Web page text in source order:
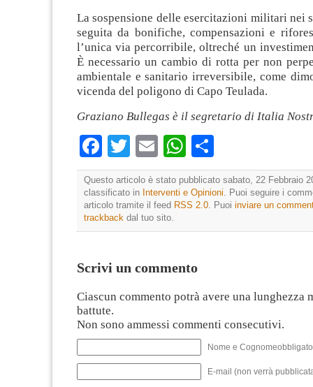
La sospensione delle esercitazioni militari nei
seguita da bonifiche, compensazioni e
l’unica via percorribile, oltreché un
È necessario un cambio di rotta per non
ambientale e sanitario irreversibile, come
vicenda del poligono di Capo Teulada.
Graziano Bullegas è il segretario di Italia
Facebook
TwitterEmailWhatsApp
Questo articolo è stato pubblicato sabato, 22 Febbraio
classificato in Interventi e Opinioni. Puoi seguire i
articolo tramite il feed RSS 2.0. Puoi inviare un
trackback dal tuo sito.
Scrivi un commento
Ciascun commento potrà avere una lunghezza
battute.
Non sono ammessi commenti consecutivi.
Nome e
E-mail (non verrà